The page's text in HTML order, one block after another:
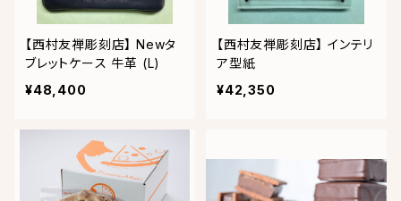
【西村友禅彫刻店】 Newタ
ブレットケース 牛革 (L)
¥48,400
【西村友禅彫刻店】 インテリ
ア型紙
¥42,350